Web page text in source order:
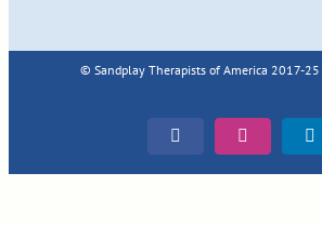
© Sandplay Therapists of America 2017-25
FacebookInstagram